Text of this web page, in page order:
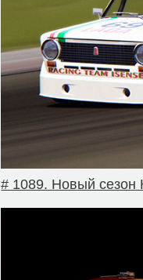
# 1089. Новый сезон